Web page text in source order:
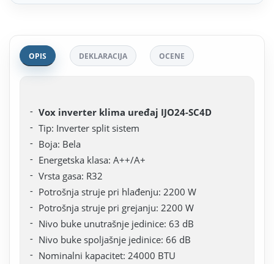
OPIS DEKLARACIJA OCENE
Vox inverter klima uređaj IJO24-SC4D
Tip: Inverter split sistem
Boja: Bela
Energetska klasa: A++/A+
Vrsta gasa: R32
Potrošnja struje pri hlađenju: 2200 W
Potrošnja struje pri grejanju: 2200 W
Nivo buke unutrašnje jedinice: 63 dB
Nivo buke spoljašnje jedinice: 66 dB
Nominalni kapacitet: 24000 BTU